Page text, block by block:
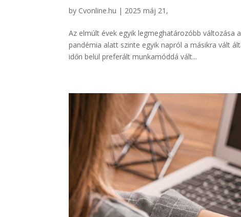
by Cvonline.hu | 2025 máj 21,
Az elmúlt évek egyik legmeghatározóbb változása
pandémia alatt szinte egyik napról a másikra vált
időn belül preferált munkamóddá vált...